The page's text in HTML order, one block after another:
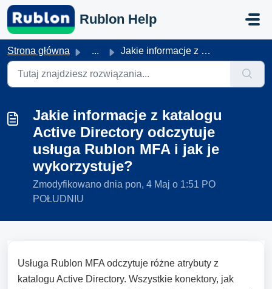
Przejdź do głównej treści
Rublon Help
Strona główna ... Jakie informacje z katalogu Active Directory odczytuje us...
Jakie informacje z katalogu
Active Directory odczytuje
usługa Rublon MFA i jak je
wykorzystuje?
Zmodyfikowano dnia pon, 4 Maj o 1:51 PO
POŁUDNIU
Usługa Rublon MFA odczytuje różne atrybuty z
katalogu Active Directory. Wszystkie konektory, jak